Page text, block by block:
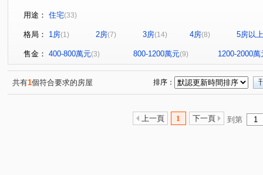
親家潮世代
興大康橋 森活大樓 麗園華廈 (1) 立仁路社區(1)
文心愛悦(1) (1) 閱讀城市大廈 鄉林新月灣
光正路(1) 東明路(1) 大明路(2) 祥興路(3) 向上街(1)
中興路二段(1) 工學路(1) 民生路(1)
振興
德芳南路(2) 大德街(1) 公園街(1) 工學一街(1)
東榮
文心南路 (1) 環中東路三段
用途： 住宅(33)
格局： 1房(1) 2房(7) 3房(14) 4房(8) 5房以上
售金： 400-800萬元(3) 800-1200萬元(9) 1200-2000萬
共有1個符合要求的房屋 排序：
上一頁 1 下一頁 到第